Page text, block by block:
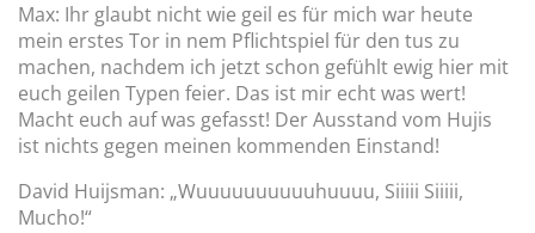
Max: Ihr glaubt nicht wie geil es für mich war heute
mein erstes Tor in nem Pflichtspiel für den tus zu
machen, nachdem ich jetzt schon gefühlt ewig hier mit
euch geilen Typen feier. Das ist mir echt was wert!
Macht euch auf was gefasst! Der Ausstand vom Hujis
ist nichts gegen meinen kommenden Einstand!
David Huijsman: „Wuuuuuuuuuuhuuuu, Siiiii Siiiii,
Mucho!“